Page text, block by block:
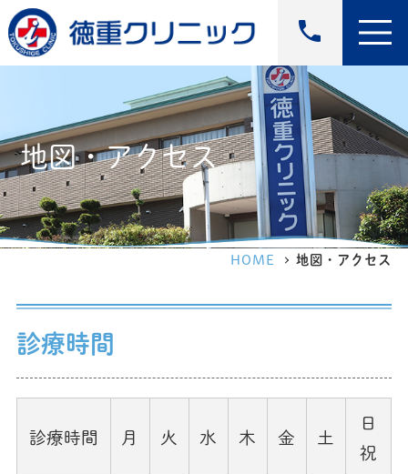
phone
地図・アクセス
HOME 地図・アクセス
診療時間
診療時間 月 火 水 木 金 土
日
祝